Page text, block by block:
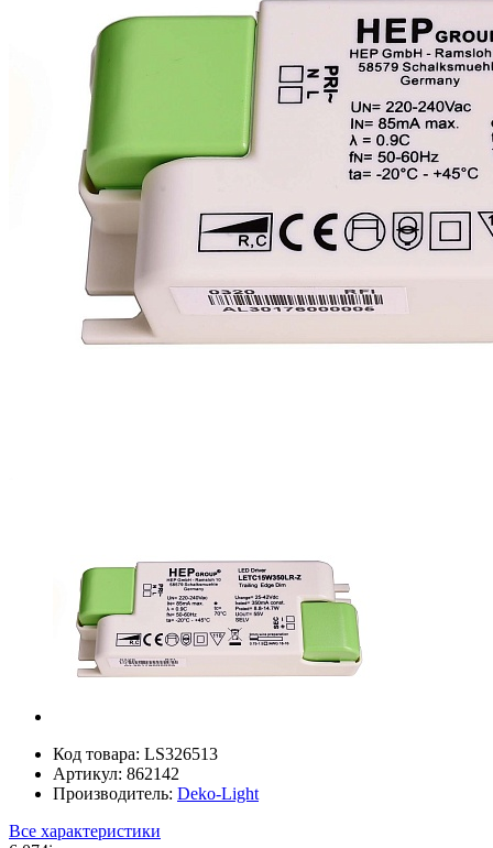
Код товара: LS326513
Артикул: 862142
Производитель: Deko-Light
Все характеристики